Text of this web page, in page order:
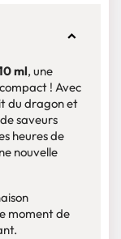
ml, une
! Avec
du dragon et
saveurs
heures de
nouvelle
moment de